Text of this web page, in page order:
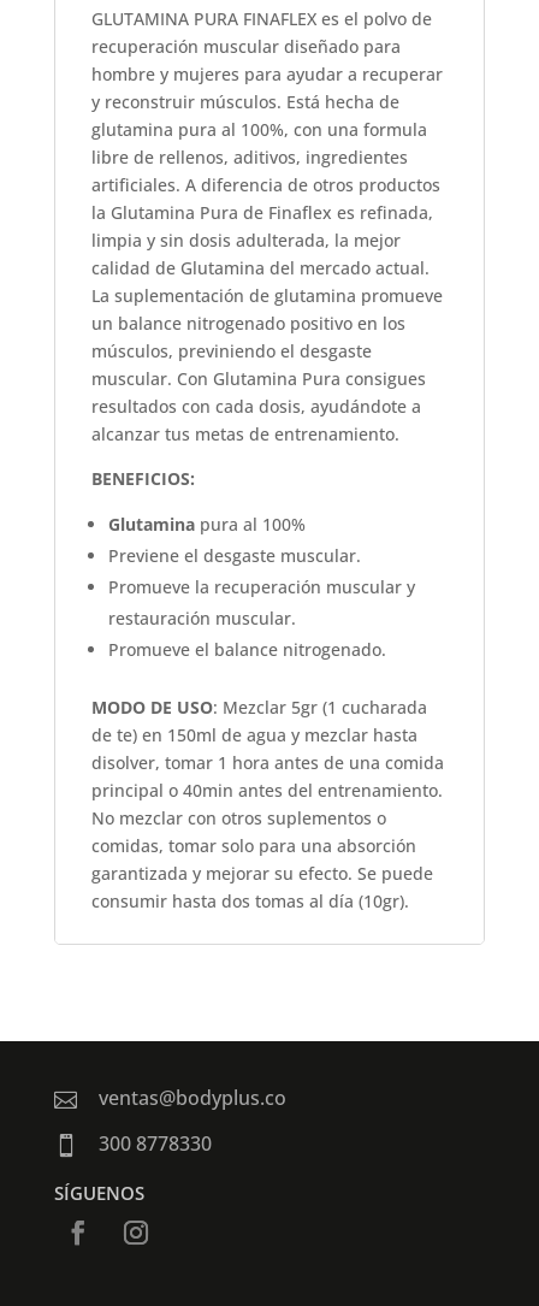
GLUTAMINA PURA FINAFLEX es el polvo de
recuperación muscular diseñado para
hombre y mujeres para ayudar a recuperar
y reconstruir músculos. Está hecha de
glutamina pura al 100%, con una formula
libre de rellenos, aditivos, ingredientes
artificiales. A diferencia de otros productos
la Glutamina Pura de Finaflex es refinada,
limpia y sin dosis adulterada, la mejor
calidad de Glutamina del mercado actual.
La suplementación de glutamina promueve
un balance nitrogenado positivo en los
músculos, previniendo el desgaste
muscular. Con Glutamina Pura consigues
resultados con cada dosis, ayudándote a
alcanzar tus metas de entrenamiento.
BENEFICIOS:
Glutaminapura al 100%
Previene el desgaste muscular.
Promueve la recuperación muscular y
restauración muscular.
Promueve el balance nitrogenado.
MODO DE USO: Mezclar 5gr (1 cucharada
de te) en 150ml de agua y mezclar hasta
disolver, tomar 1 hora antes de una comida
principal o 40min antes del entrenamiento.
No mezclar con otros suplementos o
comidas, tomar solo para una absorción
garantizada y mejorar su efecto. Se puede
consumir hasta dos tomas al día (10gr).
 ventas@bodyplus.co
 300 8778330
SÍGUENOS